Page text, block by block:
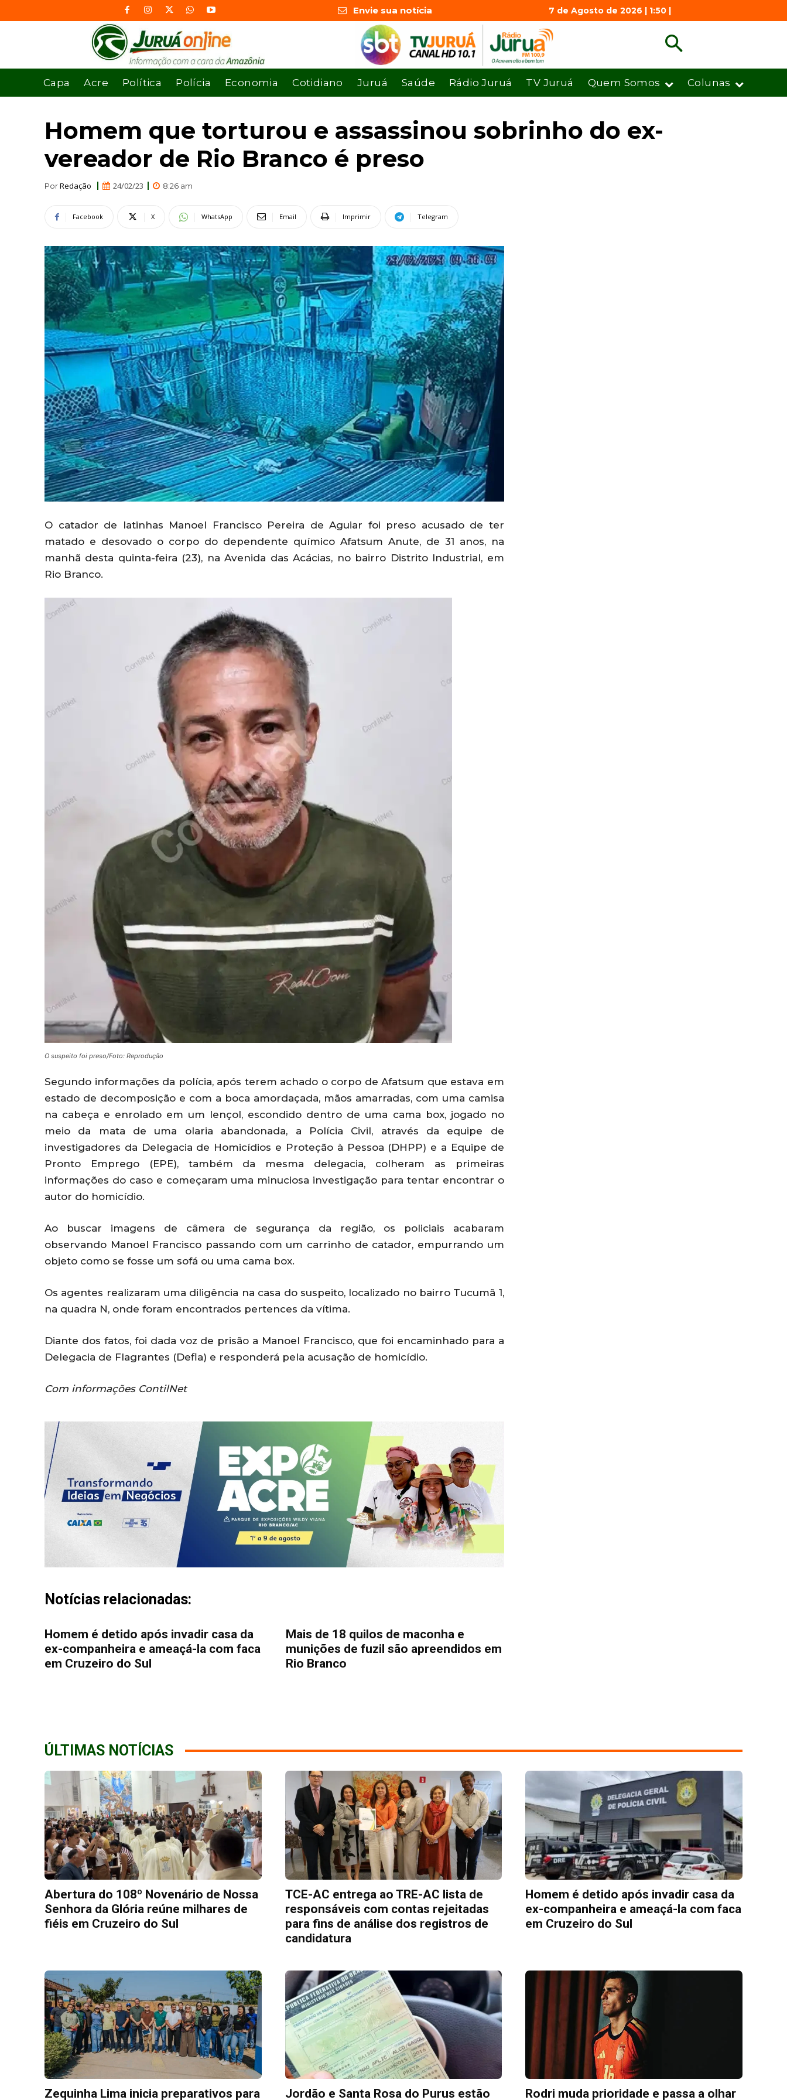
Envie sua notícia 7 de Agosto de 2026 | 1:50 |
Capa Acre Política Polícia Economia Cotidiano Juruá Saúde Rádio Juruá TV Juruá Quem Somos Colunas
Homem que torturou e assassinou sobrinho do ex-
vereador de Rio Branco é preso
PorRedação 24/02/23 8:26 am
Facebook X WhatsApp Email Imprimir Telegram
O catador de latinhas Manoel Francisco Pereira de Aguiar foi preso acusado de ter
matado e desovado o corpo do dependente químico Afatsum Anute, de 31 anos, na
manhã desta quinta-feira (23), na Avenida das Acácias, no bairro Distrito Industrial, em
Rio Branco.
O suspeito foi preso/Foto: Reprodução
Segundo informações da polícia, após terem achado o corpo de Afatsum que estava em
estado de decomposição e com a boca amordaçada, mãos amarradas, com uma camisa
na cabeça e enrolado em um lençol, escondido dentro de uma cama box, jogado no
meio da mata de uma olaria abandonada, a Polícia Civil, através da equipe de
investigadores da Delegacia de Homicídios e Proteção à Pessoa (DHPP) e a Equipe de
Pronto Emprego (EPE), também da mesma delegacia, colheram as primeiras
informações do caso e começaram uma minuciosa investigação para tentar encontrar o
autor do homicídio.
Ao buscar imagens de câmera de segurança da região, os policiais acabaram
observando Manoel Francisco passando com um carrinho de catador, empurrando um
objeto como se fosse um sofá ou uma cama box.
Os agentes realizaram uma diligência na casa do suspeito, localizado no bairro Tucumã 1,
na quadra N, onde foram encontrados pertences da vítima.
Diante dos fatos, foi dada voz de prisão a Manoel Francisco, que foi encaminhado para a
Delegacia de Flagrantes (Defla) e responderá pela acusação de homicídio.
Com informações ContilNet
Notícias relacionadas:
Homem é detido após invadir casa da
ex-companheira e ameaçá-la com faca
em Cruzeiro do Sul
Mais de 18 quilos de maconha e
munições de fuzil são apreendidos em
Rio Branco
ÚLTIMAS NOTÍCIAS
Abertura do 108º Novenário de Nossa
Senhora da Glória reúne milhares de
fiéis em Cruzeiro do Sul
TCE-AC entrega ao TRE-AC lista de
responsáveis com contas rejeitadas
para fins de análise dos registros de
candidatura
Homem é detido após invadir casa da
ex-companheira e ameaçá-la com faca
em Cruzeiro do Sul
Zequinha Lima inicia preparativos para Jordão e Santa Rosa do Purus estão Rodri muda prioridade e passa a olhar